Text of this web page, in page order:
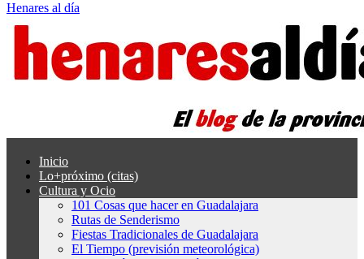
Henares al día
Inicio
Lo+próximo (citas)
Cultura y Ocio
101 Cosas que hacer en Guadalajara
Rutas de Senderismo
Fiestas Tradicionales de Guadalajara
El Tiempo (previsión meteorológica)